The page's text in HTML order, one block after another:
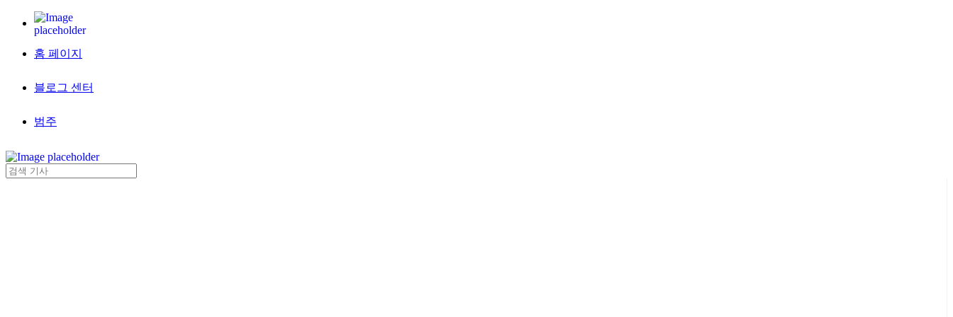
홈 페이지
블로그 센터
범주